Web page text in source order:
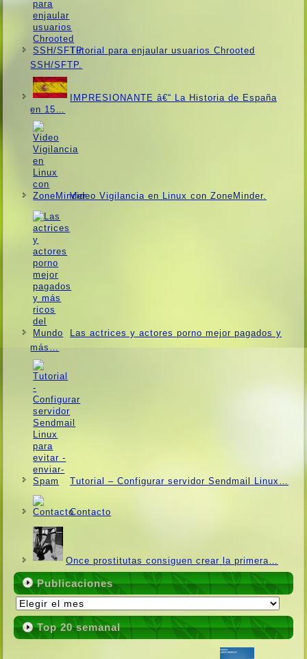
Tutorial para enjaular usuarios Chrooted
SSH/SFTP.
IMPRESIONANTE â€“ La Historia de España
en 15…
Video Vigilancia en Linux con ZoneMinder.
Las actrices y actores porno mejor pagados y
más…
Tutorial – Configurar servidor Sendmail Linux…
Contacto
Once prostitutas consiguen crear la primera…
Publicaciones
Publicaciones
Top 20 semanal